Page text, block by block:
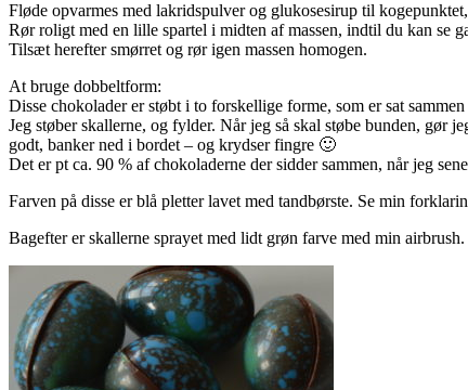
Fløde opvarmes med lakridspulver og glukosesirup til
Rør roligt med en lille spartel i midten af massen, indtil du kan se
Tilsæt herefter smørret og rør igen massen homogen.
At bruge dobbeltform:
Disse chokolader er støbt i to forskellige forme, som er sat
Jeg støber skallerne, og fylder. Når jeg så skal støbe bunden, gør
godt, banker ned i bordet – og krydser fingre 🙂
Det er pt ca. 90 % af chokoladerne der sidder sammen, når jeg
Farven på disse er blå pletter lavet med tandbørste. Se min
Bagefter er skallerne sprayet med lidt grøn farve med min